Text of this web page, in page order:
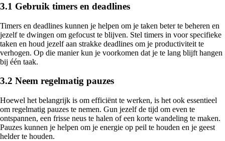
3.1 Gebruik timers en deadlines
Timers en deadlines kunnen je helpen om je taken beter te beheren en
jezelf te dwingen om gefocust te blijven. Stel timers in voor specifieke
taken en houd jezelf aan strakke deadlines om je productiviteit te
verhogen. Op die manier kun je voorkomen dat je te lang blijft hangen
bij één taak.
3.2 Neem regelmatig pauzes
Hoewel het belangrijk is om efficiënt te werken, is het ook essentieel
om regelmatig pauzes te nemen. Gun jezelf de tijd om even te
ontspannen, een frisse neus te halen of een korte wandeling te maken.
Pauzes kunnen je helpen om je energie op peil te houden en je geest
helder te houden.